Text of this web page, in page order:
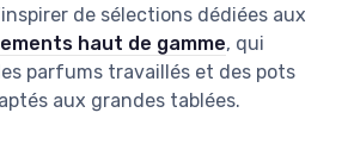
de sélections dédiées aux
haut de gamme, qui
parfums travaillés et des pots
aux grandes tablées.